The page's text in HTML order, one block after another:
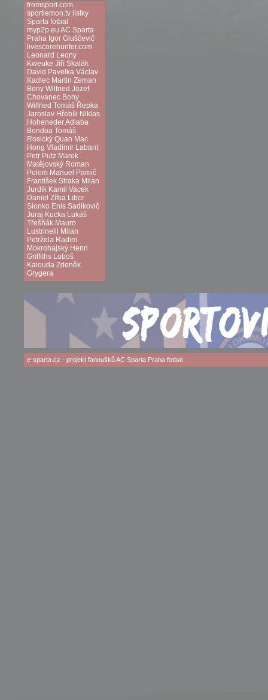
fromsport.com
sportlemon.tv lístky
Sparta fotbal
myp2p.eu AC Sparta
Praha Igor Gluščevič
livescorehunter.com
Leonard Leony
Kweuke Jiří Skalák
David Pavelka Václav
Kadlec Martin Zeman
Bony Wilfried Jozef
Chovanec Bony
Wilfried Tomáš Řepka
Jaroslav Hřebík Niklas
HohenederAdiaba
Bondoa Tomáš
Rosický Quan Mac
Hong Vladimír Labant
Petr Putz Marek
Matějovský Roman
Polom Manuel Pamič
František Straka Milan
Jurdík Kamil Vacek
Daniel Zítka Libor
Sionko Enis Sadikovič
Juraj Kucka Lukáš
Třešňák Mauro
Lustrinelli Milan
Petržela Radim
Mokrohajský Henri
Griffiths Luboš
Kalouda Zdeněk
Grygera
e-sparta.cz - projekt fanouškůAC Sparta Prahafotbal